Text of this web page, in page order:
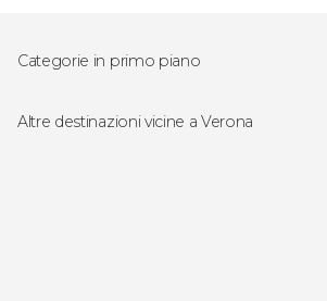
Categorie in primo piano
Gastronomia ed enoturismo
Altre destinazioni vicine a Verona